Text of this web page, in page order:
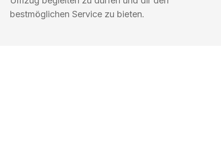
bestmöglichen Service zu bieten.